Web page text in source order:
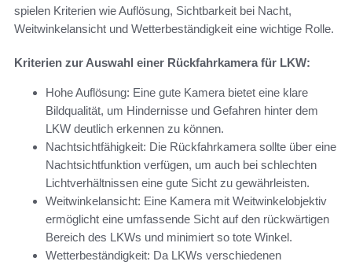
spielen Kriterien wie Auflösung, Sichtbarkeit bei Nacht,
Weitwinkelansicht und Wetterbeständigkeit eine wichtige Rolle.
Kriterien zur Auswahl einer Rückfahrkamera für LKW:
Hohe Auflösung: Eine gute Kamera bietet eine klare
Bildqualität, um Hindernisse und Gefahren hinter dem
LKW deutlich erkennen zu können.
Nachtsichtfähigkeit: Die Rückfahrkamera sollte über eine
Nachtsichtfunktion verfügen, um auch bei schlechten
Lichtverhältnissen eine gute Sicht zu gewährleisten.
Weitwinkelansicht: Eine Kamera mit Weitwinkelobjektiv
ermöglicht eine umfassende Sicht auf den rückwärtigen
Bereich des LKWs und minimiert so tote Winkel.
Wetterbeständigkeit: Da LKWs verschiedenen